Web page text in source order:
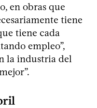
en obras que
tiene
tiene cada
empleo”,
la industria del